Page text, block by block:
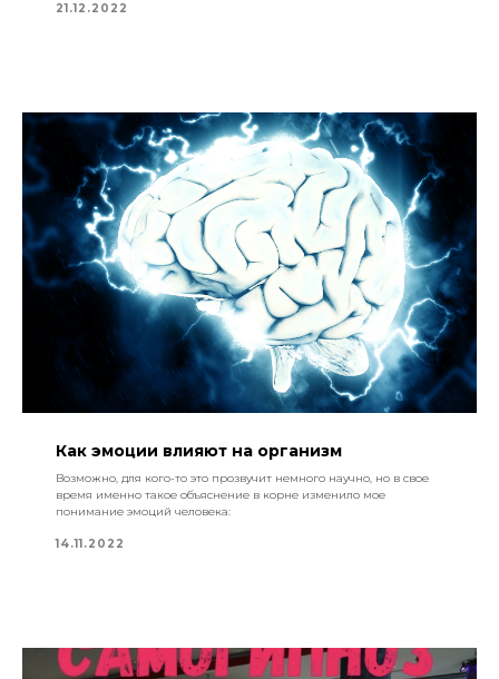
21.12.2022
Как эмоции влияют на организм
Возможно, для кого-то это прозвучит немного научно, но в свое
время именно такое объяснение в корне изменило мое
понимание эмоций человека:
14.11.2022